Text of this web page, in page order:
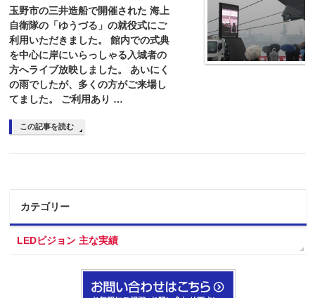
玉野市の三井造船で開催された 海上
自衛隊の「ゆうづる」の就役式にご
利用いただきました。 館内での式典
を中心に岸にいらっしゃる入城者の
方へライブ放映しました。 あいにく
の雨でしたが、多くの方がご来場し
てました。 ご利用あり …
この記事を読む
カテゴリー
LEDビジョン 主な実績